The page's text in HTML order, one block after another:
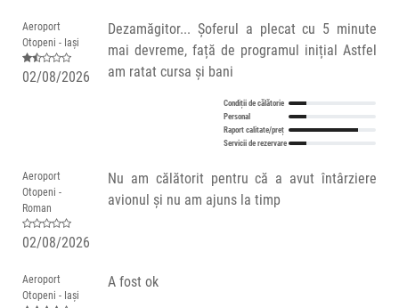
Aeroport
Otopeni - Iași
02/08/2026
Dezamăgitor... Șoferul a plecat cu 5 minute
mai devreme, față de programul inițial Astfel
am ratat cursa și bani
Condiții de călătorie
Personal
Raport calitate/preț
Servicii de rezervare
Aeroport
Otopeni -
Roman
02/08/2026
Nu am călătorit pentru că a avut întârziere
avionul și nu am ajuns la timp
Aeroport
Otopeni - Iași
A fost ok